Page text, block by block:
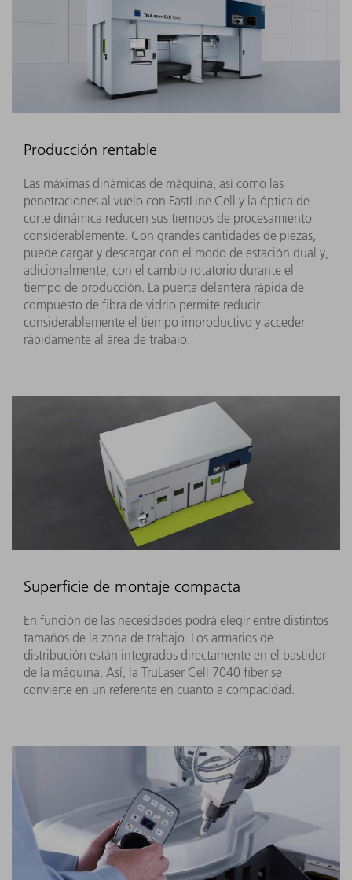
Producción rentable
Las máximas dinámicas de máquina, así como las
penetraciones al vuelo con FastLine Cell y la óptica de
corte dinámica reducen sus tiempos de procesamiento
considerablemente. Con grandes cantidades de piezas,
puede cargar y descargar con el modo de estación dual y,
adicionalmente, con el cambio rotatorio durante el
tiempo de producción. La puerta delantera rápida de
compuesto de fibra de vidrio permite reducir
considerablemente el tiempo improductivo y acceder
rápidamente al área de trabajo.
Superficie de montaje compacta
En función de las necesidades podrá elegir entre distintos
tamaños de la zona de trabajo. Los armarios de
distribución están integrados directamente en el bastidor
de la máquina. Así, la TruLaser Cell 7040 fiber se
convierte en un referente en cuanto a compacidad.